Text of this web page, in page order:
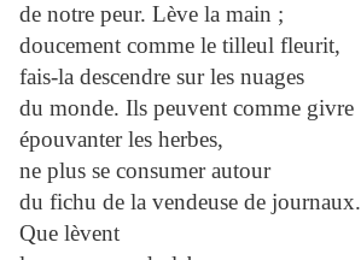
de notre peur. Lève la main ;
doucement comme le tilleul fleurit,
fais-la descendre sur les nuages
du monde. Ils peuvent comme givre
épouvanter les herbes,
ne plus se consumer autour
du fichu de la vendeuse de journaux.
Que lèvent